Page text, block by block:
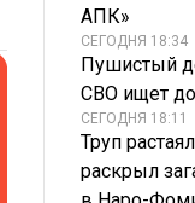
АПК»
СЕГОДНЯ 18:34
Пушистый
СВО ищет
СЕГОДНЯ 18:11
Труп
раскрыл